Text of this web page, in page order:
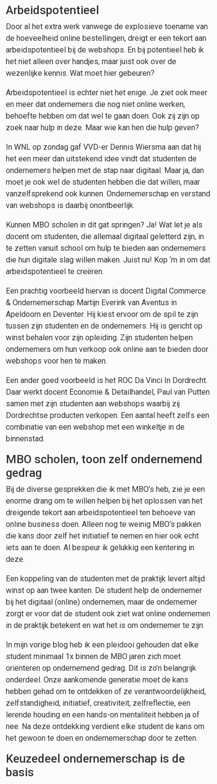
Arbeidspotentieel
Door al het extra werk vanwege de explosieve toename van
de hoeveelheid online bestellingen, dreigt er een tekort aan
arbeidspotentieel bij de webshops. En bij potentieel heb ik
het niet alleen over handjes, maar juist ook over de
wezenlijke kennis. Wat moet hier gebeuren?
Arbeidspotentieel is echter niet het enige. Je ziet ook meer
en meer dat ondernemers die nog niet online werken,
behoefte hebben om dat wel te gaan doen. Ook zij zijn op
zoek naar hulp in deze. Maar wie kan hen die hulp geven?
In WNL op zondag gaf VVD-er Dennis Wiersma aan dat hij
het een meer dan uitstekend idee vindt dat studenten de
ondernemers helpen met de stap naar digitaal. Maar ja, dan
moet je ook wel de studenten hebben die dat willen, maar
vanzelfsprekend ook kunnen. Ondernemerschap en verstand
van webshops is daarbij onontbeerlijk.
Kunnen MBO scholen in dit gat springen? Ja! Wat let je als
docent om studenten, die allemaal digitaal geletterd zijn, in
te zetten vanuit school om hulp te bieden aan ondernemers
die hun digitale slag willen maken. Juist nu! Kop ‘m in om dat
arbeidspotentieel te creëren.
Een prachtig voorbeeld hiervan is docent Digital Commerce
& Ondernemerschap Martijn Everink van Aventus in
Apeldoorn en Deventer. Hij kiest ervoor om de spil te zijn
tussen zijn studenten en de ondernemers. Hij is gericht op
winst behalen voor zijn opleiding. Zijn studenten helpen
ondernemers om hun verkoop ook online aan te bieden door
webshops voor hen te maken.
Een ander goed voorbeeld is het ROC Da Vinci In Dordrecht.
Daar werkt docent Economie & Detailhandel, Paul van Putten
samen met zijn studenten aan webshops waarbij zij
Dordrechtse producten verkopen. Een aantal heeft zelfs een
combinatie van een webshop met een winkeltje in de
binnenstad.
MBO scholen, toon zelf ondernemend
gedrag
Bij de diverse gesprekken die ik met MBO’s heb, zie je een
enorme drang om te willen helpen bij het oplossen van het
dreigende tekort aan arbeidspotentieel ten behoeve van
online business doen. Alleen nog te weinig MBO’s pakken
die kans door zelf het initiatief te nemen en hier ook echt
iets aan te doen. Al bespeur ik gelukkig een kentering in
deze.
Een koppeling van de studenten met de praktijk levert altijd
winst op aan twee kanten. De student help de ondernemer
bij het digitaal (online) ondernemen, maar de ondernemer
zorgt er voor dat de student ook ziet wat online ondernemen
in de praktijk betekent en wat het is om ondernemer te zijn.
In mijn vorige blog heb ik een pleidooi gehouden dat elke
student minimaal 1x binnen de MBO jaren zich moet
oriënteren op ondernemend gedrag. Dit is zo’n belangrijk
onderdeel. Onze aankomende generatie moet de kans
hebben gehad om te ontdekken of ze verantwoordelijkheid,
zelfstandigheid, initiatief, creativiteit, zelfreflectie, een
lerende houding en een hands-on mentaliteit hebben ja of
nee. Na deze ontdekking verdient elke student de kans om
het gewoon te doen en ondernemerschap door te zetten.
Keuzedeel ondernemerschap is de
basis